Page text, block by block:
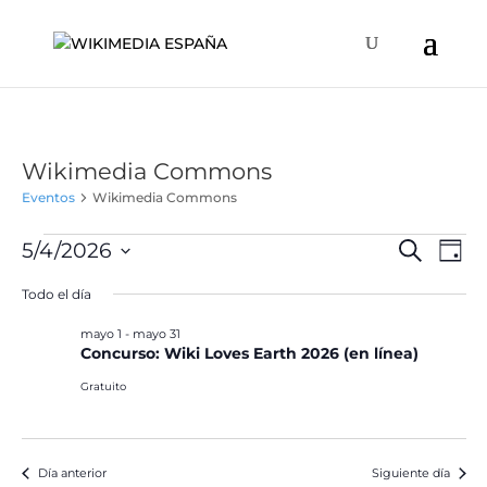
Wikimedia Commons
Eventos Wikimedia Commons
Eventos
mayo
2026
vistas
Buscar
de
Día
5/4/2026
la
Todo el día
Concurso: Wiki Loves Earth 2026 (en línea)
mayo 1 - mayo 31
Gratuito
Día anterior Siguiente día